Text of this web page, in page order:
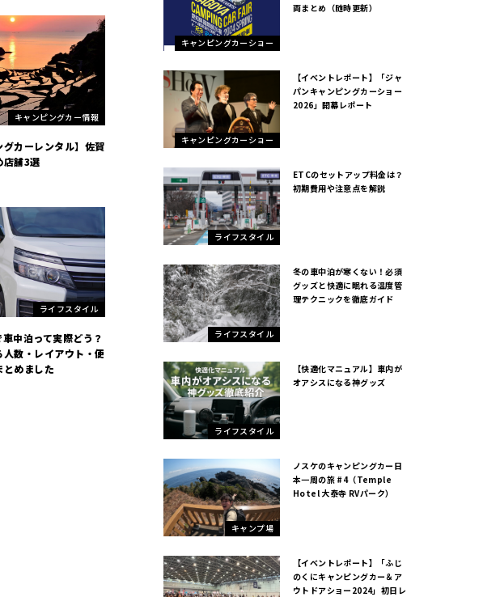
キャンピングカー情報
グカーレンタル】佐賀
店舗3選
ライフスタイル
中泊って実際どう？
数・レイアウト・便
とめました
キャンピングカーショー
両まとめ（随時更新）
キャンピングカーショー
【イベントレポート】「ジャ
パンキャンピングカーショー
2026」開幕レポート
ライフスタイル
ETCのセットアップ料金は？
初期費用や注意点を解説
ライフスタイル
冬の車中泊が寒くない！必須
グッズと快適に眠れる温度管
理テクニックを徹底ガイド
ライフスタイル
【快適化マニュアル】車内が
オアシスになる神グッズ
キャンプ場
ノスケのキャンピングカー日
本一周の旅 #4（Temple
Hotel 大泰寺 RVパーク）
【イベントレポート】「ふじ
のくにキャンピングカー＆ア
ウトドアショー2024」初日レ